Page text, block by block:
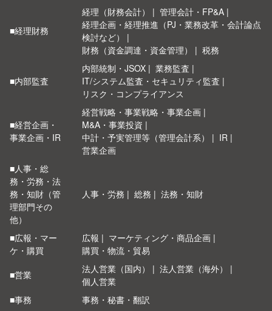
■経理財務
経理（財務会計）
管理会計・FP&A
経理企画・経理推進（PJ・業務改革・会計論点
検討など）
財務（資金調達・資金管理）
税務
■内部監査
内部統制・JSOX
業務監査
IT/システム監査・セキュリティ監査
リスク・コンプライアンス
■経営企画・
事業企画・IR
経営戦略・事業戦略・事業企画
M&A・事業投資
中計・予実管理等（管理会計系）
IR
営業企画
■人事・総
務・労務・法
務・知財（管
理部門その
他）
人事・労務 総務 法務・知財
■広報・マー
ケ・購買
広報
マーケティング・商品企画
購買・物流・貿易
■営業
法人営業（国内）
法人営業（海外）
個人営業
■事務
事務・秘書・翻訳